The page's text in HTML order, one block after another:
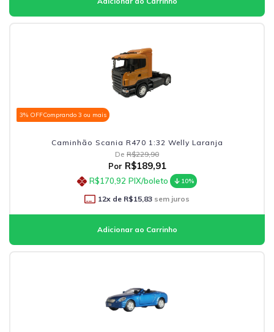
3% OFFComprando 3 ou mais
Caminhão Scania R470 1:32 Welly Laranja
De R$229,90
Por R$189,91
R$170,92 PIX/boleto 10%
12x de R$15,83 sem juros